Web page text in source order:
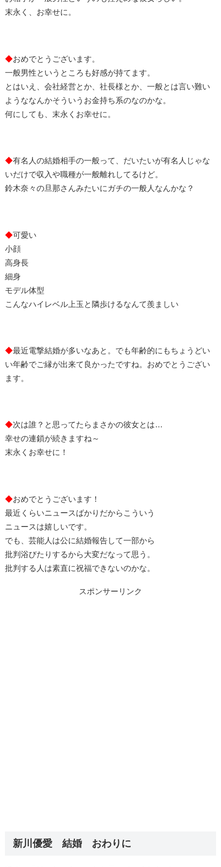
末永く、お幸せに。
◆おめでとうございます。
一般男性というところも好感が持てます。
とはいえ、会社経営とか、社長様とか、一般とは言い難い
ようななんかそういうお金持ち系のなのかな。
何にしても、末永くお幸せに。
◆有名人の結婚相手の一般って、だいたいが有名人じゃな
いだけで収入や職種が一般離れしてるけど。
鈴木奈々の旦那さんみたいにガチの一般人なんかな？
◆可愛い
小顔
高身長
細身
モデル体型
こんなハイレベル上玉と隣歩けるなんて羨ましい
◆最近電撃結婚が多いなあと。でも年齢的にもちょうどい
い年齢でご縁が出来て良かったですね。おめでとうござい
ます。
◆次は誰？と思ってたらまさかの彼女とは…
幸せの連鎖が続きますね～
末永くお幸せに！
◆おめでとうございます！
最近くらいニュースばかりだからこういう
ニュースは嬉しいです。
でも、芸能人は公に結婚報告して一部から
批判浴びたりするから大変だなって思う。
批判する人は素直に祝福できないのかな。
スポンサーリンク
新川優愛 結婚 おわりに